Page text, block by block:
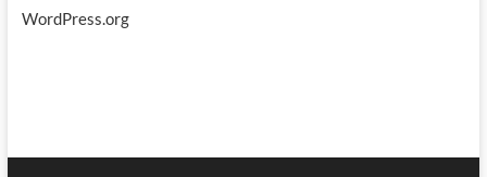
WordPress.org